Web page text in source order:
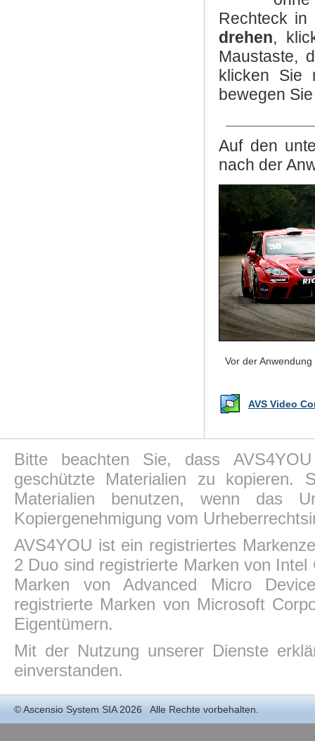
Rechteck
drehen,
Maustaste,
klicken Sie
bewegen
Auf den
nach der
Vor der
AVS Video
Bitte beachten Sie, dass
geschützte Materialien zu kopieren.
Materialien benutzen, wenn das
Kopiergenehmigung vom
AVS4YOU ist ein registriertes
2 Duo sind registrierte Marken von
Marken von Advanced Micro
registrierte Marken von Microsoft
Eigentümern.
Mit der Nutzung unserer Dienste
einverstanden.
©Ascensio System SIA2026 Alle Rechte vorbehalten.